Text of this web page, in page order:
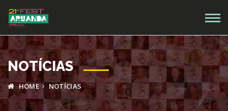
NOTÍCIAS
HOME NOTÍCIAS